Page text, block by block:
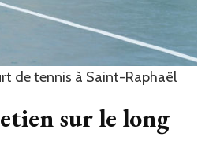
de tennis à Saint-Raphaël
sur le long